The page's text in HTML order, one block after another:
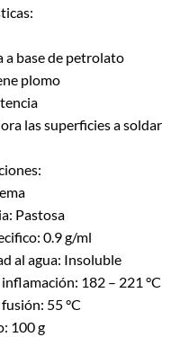
a base de petrolato
plomo
las superficies a soldar
Pastosa
0.9 g/ml
al agua: Insoluble
182 – 221 °C
55 °C
100 g